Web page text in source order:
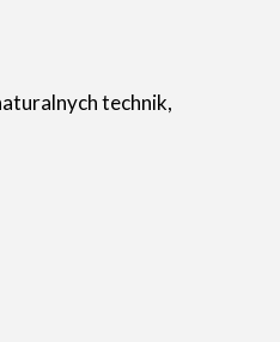
technik,